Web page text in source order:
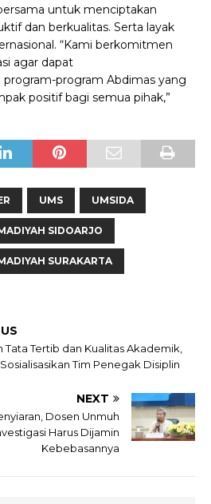
untuk menciptakan
dan berkualitas. Serta layak
“Kami berkomitmen
agar dapat
program Abdimas yang
positif bagi semua pihak,”
UMS UMSIDA
SIDOARJO
SURAKARTA
Tata Tertib dan Kualitas Akademik,
Tim Penegak Disiplin
NEXT
Dosen Unmuh
Harus Dijamin
Kebebasannya